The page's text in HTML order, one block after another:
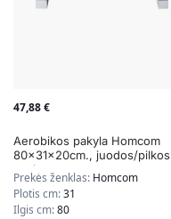
47,88€
Aerobikos pakyla Homcom
80x31x20cm., juodos/pilkos
spalvos
Prekės ženklas: Homcom
Plotis cm:31
Ilgis cm:80